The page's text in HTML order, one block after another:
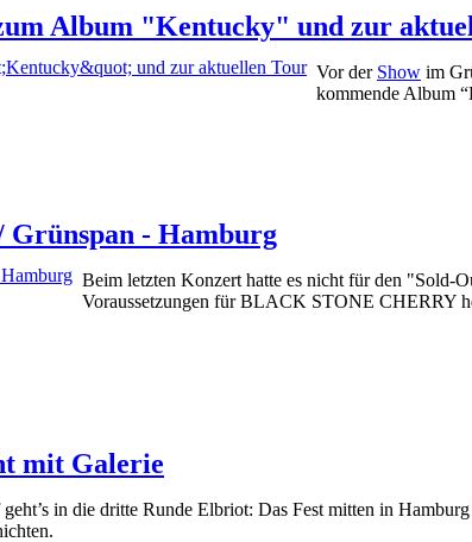
Album "Kentucky" und zur
Vor der Show im
kommende Album
Grünspan - Hamburg
Beim letzten Konzert hatte es nicht für den "Sold-
Voraussetzungen für BLACK STONE CHERRY
mit Galerie
in die dritte Runde Elbriot: Das Fest mitten in